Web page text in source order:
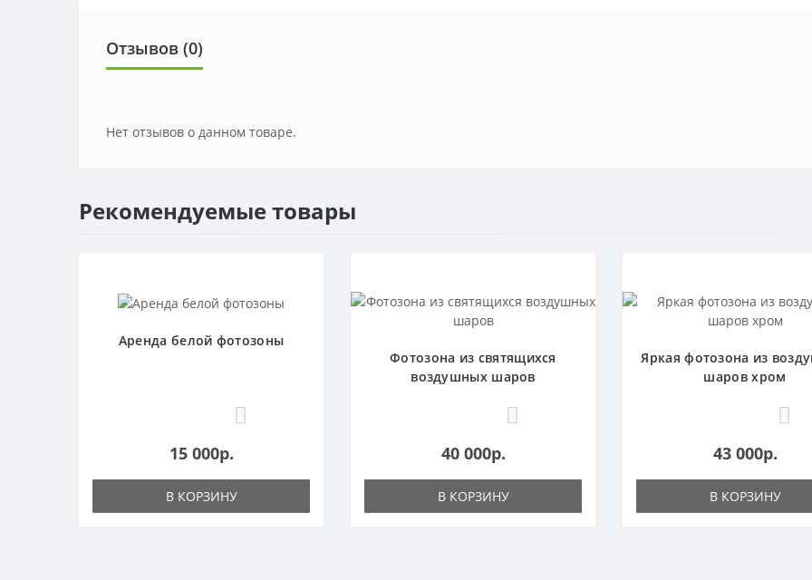
Отзывов (0)
Нет отзывов о данном товаре.
Рекомендуемые товары
Аренда белой фотозоны
15 000р.
В КОРЗИНУ
Фотозона из святящихся
воздушных шаров
40 000р.
В КОРЗИНУ
Яркая фотозона из
шаров хром
43 000р.
В КОРЗИНУ